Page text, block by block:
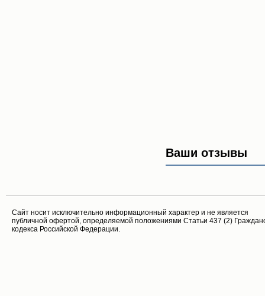
Ваши отзывы
Cайт носит исключительно информационный характер и не является
публичной офертой, определяемой положениями Статьи 437 (2)
кодекса Российской Федерации.